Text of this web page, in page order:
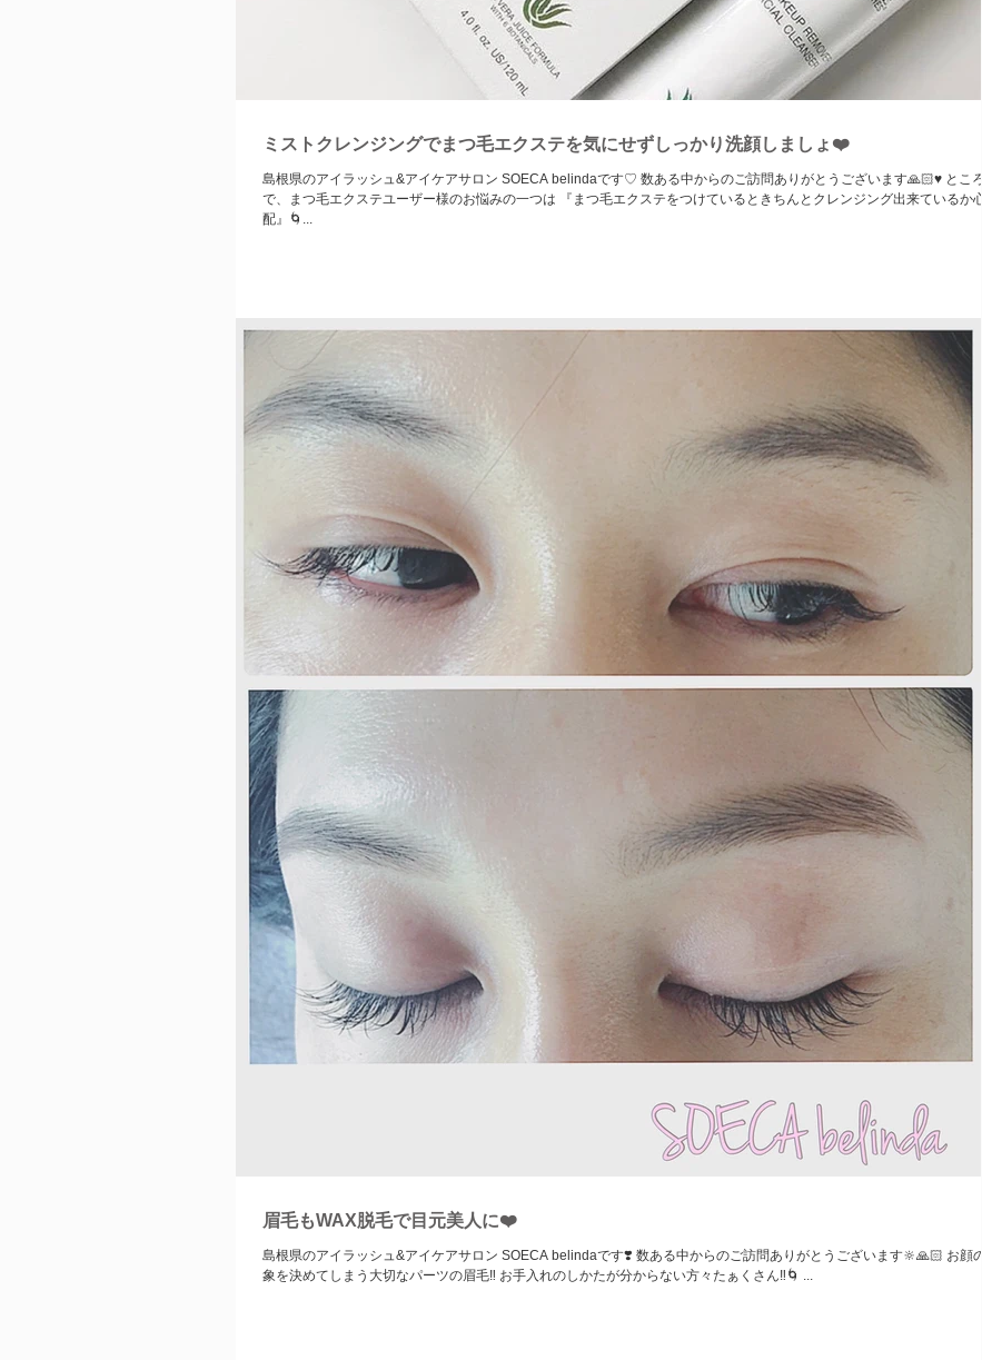
ミストクレンジングでまつ毛エクステを気にせずしっかり洗顔しましょ❤️
島根県のアイラッシュ&アイケアサロン SOECA belindaです♡ 数ある中からのご訪問ありがとうございます🙏🏻♥️ ところ
で、まつ毛エクステユーザー様のお悩みの一つは 『まつ毛エクステをつけているときちんとクレンジング出来ているか心
配』🌀...
眉毛もWAX脱毛で目元美人に❤️
島根県のアイラッシュ&アイケアサロン SOECA belindaです❣️ 数ある中からのご訪問ありがとうございます🔆🙏🏻 お顔の印
象を決めてしまう大切なパーツの眉毛‼️ お手入れのしかたが分からない方々たぁくさん‼️🌀 ...